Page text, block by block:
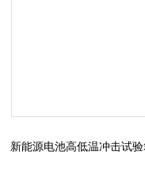
新能源电池高低温冲击试